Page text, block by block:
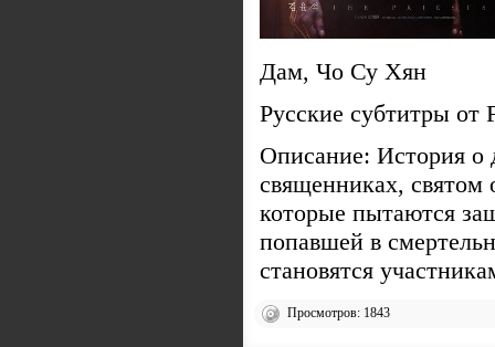
Дам, Чо Су Хян
Русские субтитры от
Описание: История о
священниках, святом
которые пытаются
попавшей в
становятся
Просмотров: 1843